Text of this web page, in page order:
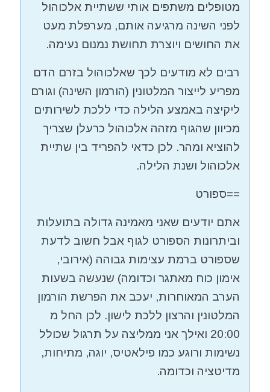
מטופלים משתפים אותי ששתיית אלכוהול
לפני השינה מרגיעה אותם, מערפלת מעט
את החושים ויוצרת תחושת נמנום נעימה.
רבים לא מודעים לכך שאלכוהול בזרם הדם
מפריע לייצור המלטונין (הורמון השינה) וגורם
ליקיצה באמצע הלילה כדי ללכת לשירותים
מכיוון שהגוף מזהה אלכוהול כרעלן שצריך
להוציא ומהר. לכן כדאי להפריד בין שתיית
אלכוהול ושנת הלילה.
==ספורט
אתם יודעים שאני מאמינה גדולה בתועלות
וביתרונות הספורט לגוף אבל חשוב לדעת
שספורט ברמת עצימות גבוהה (אירובי,
אימון כוח מאתגר וכדומה) שנעשה בשעות
הערב המאוחרות, יעכב את הפרשת הורמון
המלטונין והרצון ללכת לישון. לכן החל מ
20:00 ואילך אני ממליצה על תרגול שכולל
נשימות ורוגע כמו פילאטיס, יוגה, מתיחות,
מדיטציה וכדומה.